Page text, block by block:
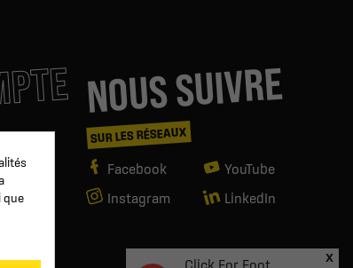
NOUS SUIVRE
SUR LES RÉSEAUX
Facebook
YouTube
Instagram
LinkedIn
Click For Foot x
que